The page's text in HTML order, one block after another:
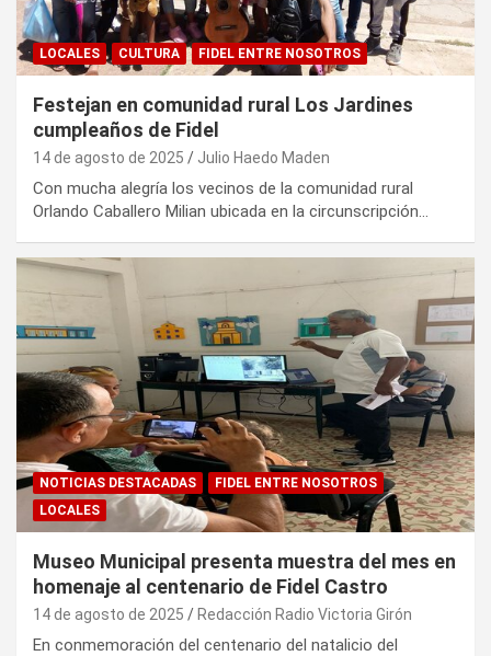
LOCALES CULTURA FIDEL ENTRE NOSOTROS
Festejan en comunidad rural Los Jardines
cumpleaños de Fidel
14 de agosto de 2025 Julio Haedo Maden
Con mucha alegría los vecinos de la comunidad rural
Orlando Caballero Milian ubicada en la circunscripción…
NOTICIAS DESTACADAS
FIDEL ENTRE NOSOTROS
LOCALES
Museo Municipal presenta muestra del mes en
homenaje al centenario de Fidel Castro
14 de agosto de 2025 Redacción Radio Victoria Girón
En conmemoración del centenario del natalicio del